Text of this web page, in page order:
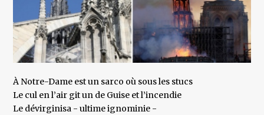
À Notre-Dame est un sarco où sous les stucs
Le cul en l’air git un de Guise et l’incendie
Le dévirginisa - ultime ignominie -